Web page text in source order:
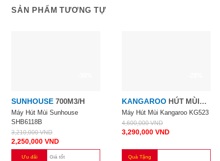
SẢN PHẨM TƯƠNG TỰ
SUNHOUSE 700M3/H
Máy Hút Mùi Sunhouse
SHB6118B
3,210,000VND
2,250,000 VND
Ưu đãi Giá tốt
KANGAROO HÚT MÙI
KÍNH CONG
Máy Hút Mùi Kangaroo KG523
4,600,000VND
3,290,000 VND
Quà Tặng